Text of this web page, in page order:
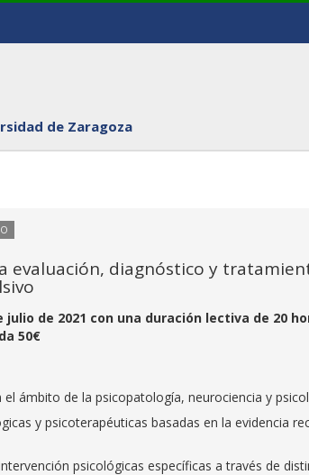
de Zaragoza
evaluación, diagnóstico y
julio de 2021 con una duración lectiva de 20
50€
ámbito de la psicopatología, neurociencia y
y psicoterapéuticas basadas en la evidencia
psicológicas específicas a través de